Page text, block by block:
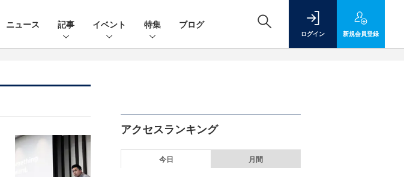
ニュース 記事 イベント 特集 ブログ
ログイン 新規会員登録
アクセスランキング
今日 月間